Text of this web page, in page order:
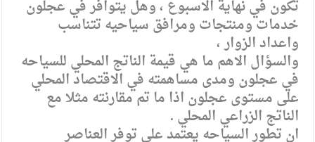
تكون في نهاية الاسبوع ، وهل يتوافر في عجلون
خدمات ومنتجات ومرافق سياحيه تتناسب
واعداد الزوار ،
والسؤال الاهم ما هي قيمة الناتج المحلي للسياحه
في عجلون ومدى مساهمته في الاقتصاد المحلي
على مستوى عجلون اذا ما تم مقارنته مثلا مع
الناتج الزراعي المحلي .
ان تطور السياحه يعتمد على توفر العناصر